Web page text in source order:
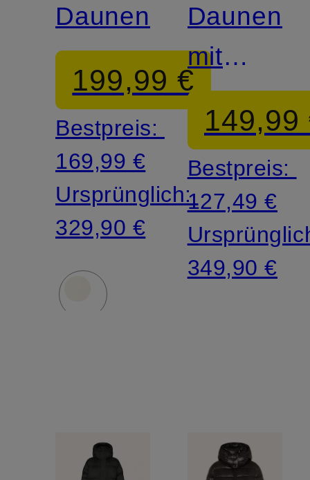
Daunenmantel
199,99 €
Bestpreis:
169,99 €
Ursprünglich:
329,90 €
mit
Kapuze
149,99
Bestpreis:
127,49 €
349,90 €